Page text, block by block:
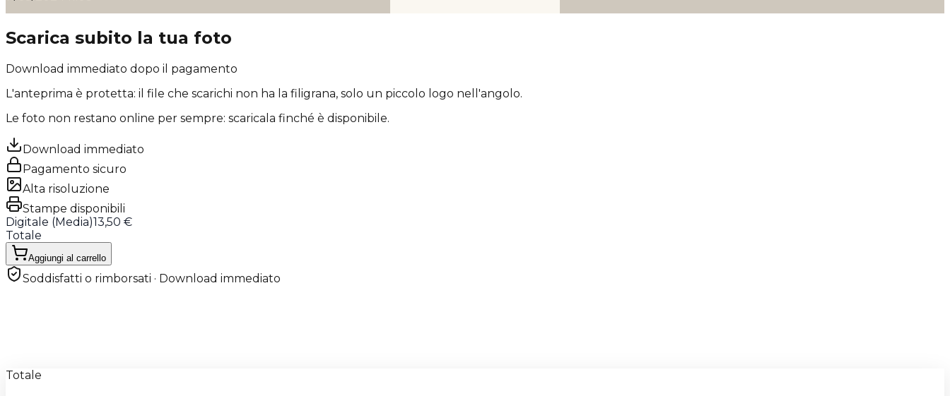
Scarica subito la tua foto
Download immediato dopo il pagamento
L'anteprima è protetta: il file che scarichi non ha la filigrana, solo un piccolo logo nell'angolo.
Le foto non restano online per sempre: scaricala finché è disponibile.
Download immediato
Pagamento sicuro
Alta risoluzione
Stampe disponibili
Digitale (Media)13,50 €
Totale
Aggiungi al carrello
Soddisfatti o rimborsati · Download immediato
Totale